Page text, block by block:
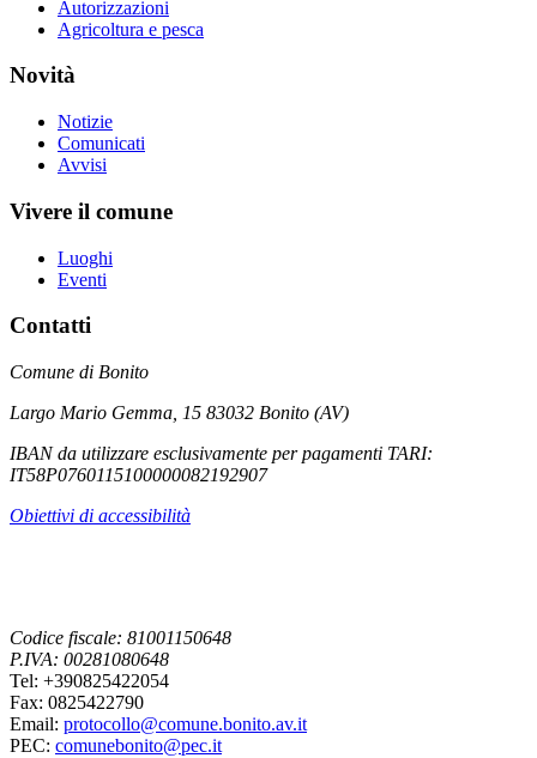
Autorizzazioni
Agricoltura e pesca
Novità
Notizie
Comunicati
Avvisi
Vivere il comune
Luoghi
Eventi
Contatti
Comune di Bonito
Largo Mario Gemma, 15 83032 Bonito (AV)
IBAN da utilizzare esclusivamente per pagamenti TARI:
IT58P0760115100000082192907
Obiettivi di accessibilità
Codice fiscale: 81001150648
P.IVA: 00281080648
Tel: +390825422054
Fax: 0825422790
Email: protocollo@comune.bonito.av.it
PEC: comunebonito@pec.it